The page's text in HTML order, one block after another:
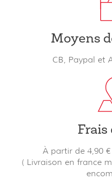
Moyens
CB, Paypal et
Frais
À partir de 4,90
( Livraison en france